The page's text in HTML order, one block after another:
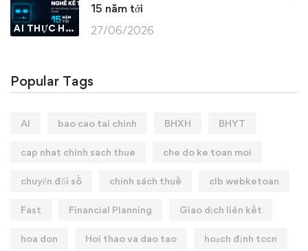
AI THỰC HÀNH
15 năm tới
27/06/2026
Popular Tags
AI bao cao tai chinh BHXH BHYT
cap nhat chinh sach thue che do ke toan moi
chuyển đổi số chính sách thuế clb webketoan
Fast Financial Planning Giao dịch liên kết
hoa don Hoi thao va dao tao hoạch định tccn